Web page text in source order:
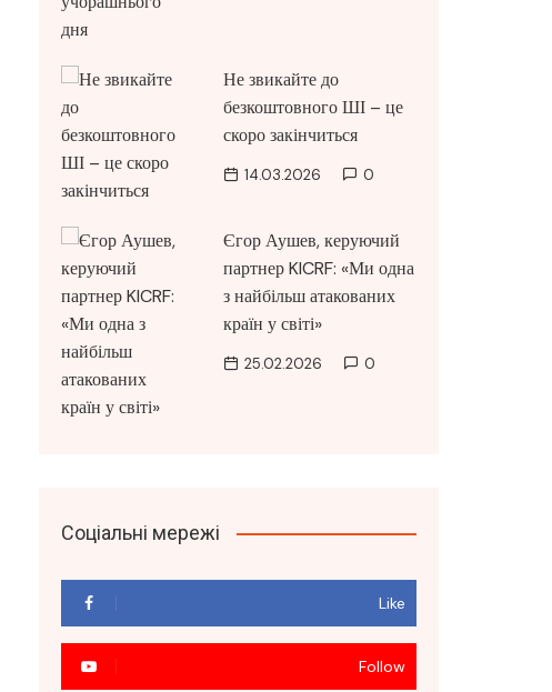
Не звикайте до
безкоштовного ШІ – це
скоро закінчиться
14.03.2026 0
Єгор Аушев, керуючий
партнер KICRF: «Ми одна
з найбільш атакованих
країн у світі»
25.02.2026 0
Соціальні мережі
Like
Follow